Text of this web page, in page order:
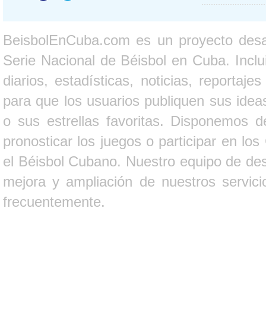
BeisbolEnCuba.com es un proyecto
Serie Nacional de Béisbol en Cuba.
diarios, estadísticas, noticias,
para que los usuarios publiquen sus
o sus estrellas favoritas. Disponemos
pronosticar los juegos o participar en
el Béisbol Cubano. Nuestro equipo de
mejora y ampliación de nuestros
frecuentemente.